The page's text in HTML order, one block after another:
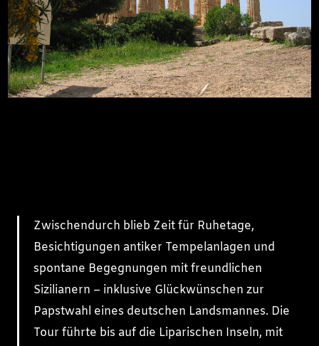
Zwischendurch blieb Zeit für Ruhetage,
Besichtigungen antiker Tempelanlagen und
spontane Begegnungen mit freundlichen
Sizilianern – inklusive Glückwünschen zur
Papstwahl eines deutschen Landsmannes. Die
Tour führte bis auf die Liparischen Inseln, mit